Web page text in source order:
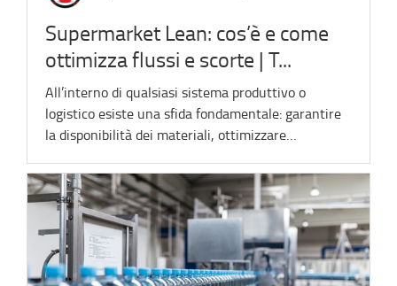
Supermarket Lean: cos’è e come
ottimizza flussi e scorte | T...
All’interno di qualsiasi sistema produttivo o
logistico esiste una sfida fondamentale: garantire
la disponibilità dei materiali, ottimizzare…